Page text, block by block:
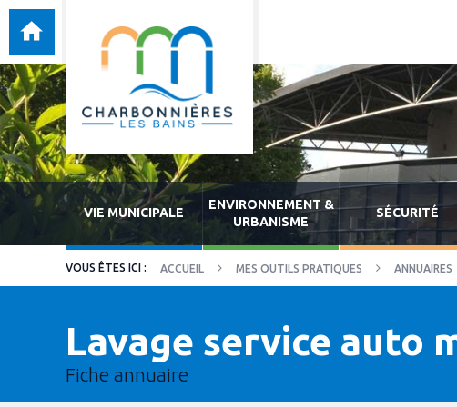
VIE MUNICIPALE
ENVIRONNEMENT &
URBANISME
SÉCURITÉ
ACCUEIL MES OUTILS PRATIQUES ANNUAIRES
Lavage service auto
Fiche annuaire